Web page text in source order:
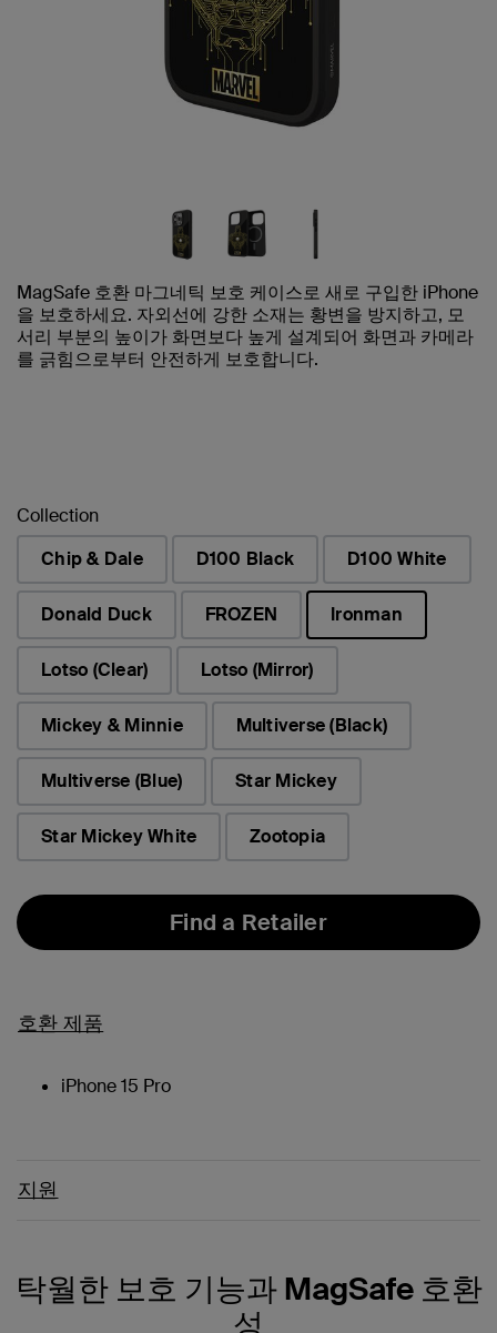
MagSafe 호환 마그네틱 보호 케이스로 새로 구입한 iPhone
을 보호하세요. 자외선에 강한 소재는 황변을 방지하고, 모
서리 부분의 높이가 화면보다 높게 설계되어 화면과 카메라
를 긁힘으로부터 안전하게 보호합니다.
Collection
Chip & Dale
D100 Black D100 White
Donald Duck FROZEN
Ironman
선택됨
Lotso (Clear)
Lotso (Mirror)
Mickey & Minnie Multiverse (Black)
Multiverse (Blue) Star Mickey
Star Mickey White Zootopia
Find a Retailer
호환 제품
iPhone 15 Pro
지원
탁월한 보호 기능과 MagSafe 호환
성